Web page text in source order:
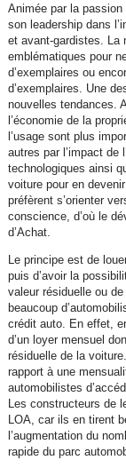
Animée par la
son leadership dans
et avant-gardistes. La
emblématiques pour
d’exemplaires ou
d’exemplaires. Une
nouvelles tendances.
l’économie de la
l’usage sont plus
autres par l’impact de
technologiques ainsi
voiture pour en
préfèrent s’orienter
conscience, d’où le
d’Achat.
Le principe est de
puis d’avoir la
valeur résiduelle ou
beaucoup
crédit auto. En effet,
d’un loyer mensuel
résiduelle de la
rapport à une
automobilistes
Les constructeurs de
LOA, car ils en tirent
l’augmentation du
rapide du parc